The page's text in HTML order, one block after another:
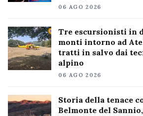
06 AGO 2026
Tre escursionisti in
monti intorno ad
tratti in salvo dai
alpino
06 AGO 2026
Storia della tenace
Belmonte del